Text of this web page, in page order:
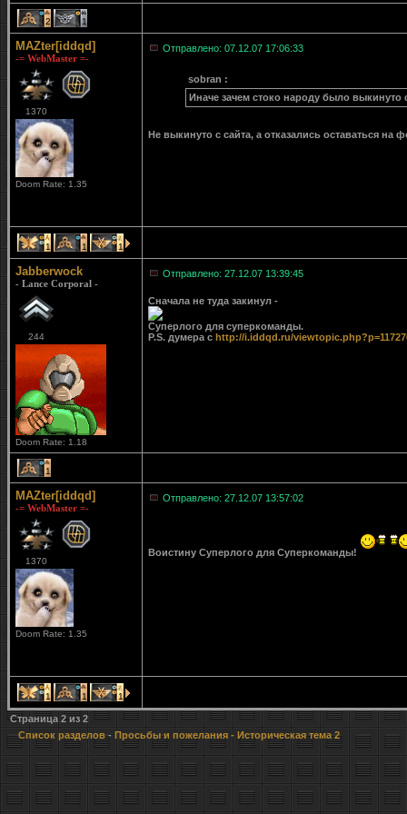
2 1
MAZter[iddqd]
-= WebMaster =-
1370
Doom Rate: 1.35
Отправлено: 07.12.07 17:06:33
sobran :
Иначе зачем стоко народу было выкинуто
Не выкинуто с сайта, а отказались оставаться
1 1 1
Jabberwock
- Lance Corporal -
244
Doom Rate: 1.18
Отправлено: 27.12.07 13:39:45
Сначала не туда закинул -
Суперлого для суперкоманды.
P.S. думера с http://i.iddqd.ru/
1
MAZter[iddqd]
-= WebMaster =-
1370
Doom Rate: 1.35
Отправлено: 27.12.07 13:57:02
Воистину Суперлого для Суперкоманды!
1 1 1
Страница 2из 2
Список разделов- Просьбы и пожелания - Историческая тема 2